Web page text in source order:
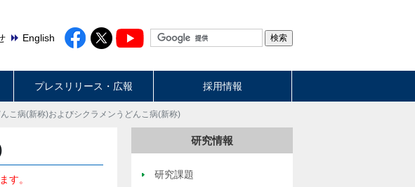
English
プレスリリース・広報 採用情報
こ病(新称)およびシクラメンうどんこ病(新称)
す。
研究情報
研究課題